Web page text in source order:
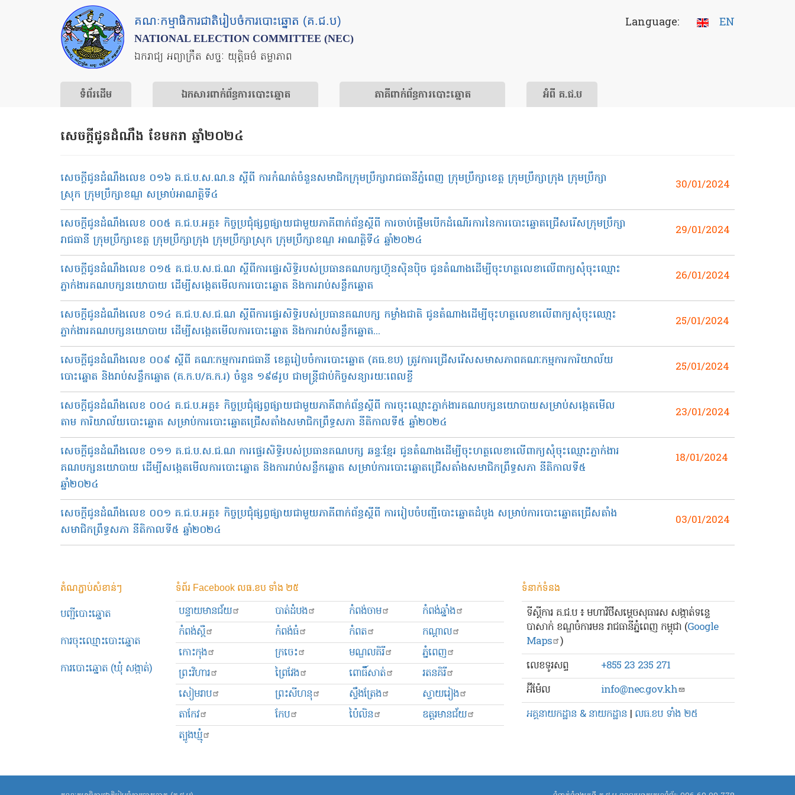
គណៈកម្មាធិការជាតិរៀបចំការបោះឆ្នោត (គ.ជ.ប)
NATIONAL ELECTION COMMITTEE (NEC)
ឯករាជ្យ អព្យាក្រឹត សច្ចៈ យុត្តិធម៌ តម្លាភាព
Language: EN
ទំព័រ​ដើម ឯកសារ​ពាក់ព័ន្ធ​ការ​បោះឆ្នោត ​ភាគីពាក់ព័ន្ធ​​ការ​បោះឆ្នោត អំពី គ.ជ.ប
សេចក្ដីជូនដំណឹង ខែមករា ឆ្នាំ២០២៤
សេចក្ដីជូនដំណឹងលេខ ០១៦​ គ.ជ.ប.ស.ណ.ន ស្ដីពី ការកំណត់ចំនួនសមាជិកក្រុមប្រឹក្សារាជធានីភ្នំពេញ ក្រុមប្រឹក្សាខេត្ត ក្រុមប្រឹក្សាក្រុង ក្រុមប្រឹក្សា
ស្រុក ក្រុមប្រឹក្សាខណ្ឌ សម្រាប់អាណត្តិទី៤
30/01/2024
សេចក្តីជូនដំណឹងលេខ ០០៥ គ.ជ.ប.អគ្គ៖ កិច្ចប្រជុំផ្សព្វផ្សាយជាមួយភាគីពាក់ព័ន្ធស្ដីពី ការចាប់ផ្ដើមបើកដំណើរការនៃការបោះឆ្នោតជ្រើសរើសក្រុមប្រឹក្សា
រាជធានី ក្រុមប្រឹក្សាខេត្ត ក្រុមប្រឹក្សាក្រុង ក្រុមប្រឹក្សាស្រុក ក្រុមប្រឹក្សាខណ្ឌ អាណត្តិទី៤ ឆ្នាំ២០២៤
29/01/2024
សេចក្តីជូនដំណឹងលេខ ០១៥ គ.ជ.ប.ស.ជ.ណ ស្តីពីការផ្ទេរសិទ្ធិរបស់ប្រធានគណបក្ស​ហ៊្វុនស៊ិនប៉ិច​ ជូនតំណាងដើម្បីចុះហត្ថលេខាលើពាក្យសុំចុះឈ្មោះ
ភ្នាក់ងារគណបក្សនយោបាយ ដើម្បីសង្កេតមើលការបោះឆ្នោត និងការរាប់សន្លឹកឆ្នោត
26/01/2024
សេចក្តីជូនដំណឹងលេខ ០១៤ គ.ជ.ប.ស.ជ.ណ ស្តីពីការផ្ទេរសិទ្ធិរបស់ប្រធានគណបក្ស កម្លាំងជាតិ​ ជូនតំណាងដើម្បីចុះហត្ថលេខាលើពាក្យសុំចុះឈោ្មះ
ភ្នាក់ងារគណបក្សនយោបាយ ដើម្បីសង្កេតមើលការបោះឆ្នោត និងការរាប់សន្លឹកឆ្នោត...
25/01/2024
សេចក្តីជូនដំណឹងលេខ ០០៩​ ស្ដីពី គណៈកម្មការរាជធានី ខេត្តរៀបចំការបោះឆ្នោត (គធ.ខប) ត្រូវការជ្រើសរើសសមាសភាពគណៈកម្មការការិយាល័យ
បោះឆ្នោត និងរាប់សន្លឹកឆ្នោត (គ.ក.ប/គ.ក.រ) ចំនួន ១៩៨រូប ជាមន្ត្រីជាប់កិច្ចសន្យារយៈពេលខ្លី
25/01/2024
សេចក្តីជូនដំណឹងលេខ ០០៤ គ.ជ.ប.អគ្គ៖ កិច្ចប្រជុំផ្សព្វផ្សាយជាមួយភាគីពាក់ព័ន្ធស្តីពី ការចុះឈ្មោះភ្នាក់ងារគណបក្សនយោបាយសម្រាប់សង្កេតមើល
តាម ការិយាល័យបោះឆ្នោត សម្រាប់ការបោះឆ្នោតជ្រើសតាំងសមាជិកព្រឹទ្ធសភា នីតិកាលទី៥ ឆ្នាំ២០២៤
23/01/2024
សេចក្តីជូនដំណឹងលេខ ០១១ គ.ជ.ប.ស.ជ.ណ ការផ្ទេរសិទ្ធិរបស់ប្រធានគណបក្ស ឆន្ទៈខ្មែរ ជូនតំណាងដើម្បីចុះហត្ថលេខាលើពាក្យសុំចុះឈ្មោះភ្នាក់ងារ
គណបក្សនយោបាយ ដើម្បីសង្កេតមើលការបោះឆ្នោត និងការរាប់សន្លឹកឆ្នោត សម្រាប់ការបោះឆ្នោតជ្រើសតាំងសមាជិកព្រឹទ្ធសភា នីតិកាលទី៥
ឆ្នាំ២០២៤
18/01/2024
សេចក្តីជូនដំណឹងលេខ ០០១ គ.ជ.ប.អគ្គ៖ កិច្ចប្រជុំផ្សព្វផ្សាយជាមួយភាគីពាក់ព័ន្ធស្តីពី ការរៀបចំបញ្ជីបោះឆ្នោតដំបូង សម្រាប់ការបោះឆ្នោតជ្រើសតាំង
សមាជិកព្រឹទ្ធសភា នីតិកាលទី៥ ឆ្នាំ២០២៤
03/01/2024
តំណភ្ជាប់សំខាន់ៗ
បញ្ជីបោះឆ្នោត
ការចុះឈ្មោះបោះឆ្នោត
ការបោះឆ្នោត (ឃុំ សង្កាត់)
ទំព័រ Facebook លធ.ខប ទាំង ២៥
បន្ទាយមានជ័យ បាត់ដំបង កំពង់ចាម
កំពង់ឆ្នាំង
កំពង់ស្ពឺ
កំពង់ធំ កំពត
កណ្ដាល
កោះកុង
ក្រចេះ មណ្ឌលគិរី
ភ្នំពេញ
ព្រះ​វិហារ
ព្រៃវែង ពោធិ៍សាត់
រតនគិរី
សៀមរាប
ព្រះសីហនុ ស្ទឹងត្រែង
ស្វាយរៀង
តាកែវ
កែប ប៉ៃលិន
ឧត្ដរមានជ័យ
ត្បូងឃ្មុំ
ទំនាក់ទំនង
ទីស្ដីការ គ.ជ.ប ៖ មហាវិថីសម្ដេចសុធារស សង្កាត់ទន្លេ
បាសាក់ ខណ្ឌចំការមន រាជធានីភ្នំពេញ កម្ពុជា (Google
Maps )
លេខ​ទូរសព្ទ
+855 23 235 271
អ៊ីម៉ែល
info@nec.gov.kh
អគ្គនាយកដ្ឋាន & នាយកដ្ឋាន | លធ.ខប ទាំង ២៥